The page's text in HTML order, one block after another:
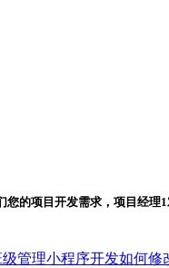
的项目开发需求，项目经理1
管理小程序开发如何修